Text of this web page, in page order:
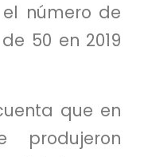
número de
50 en 2019
que en
produjeron